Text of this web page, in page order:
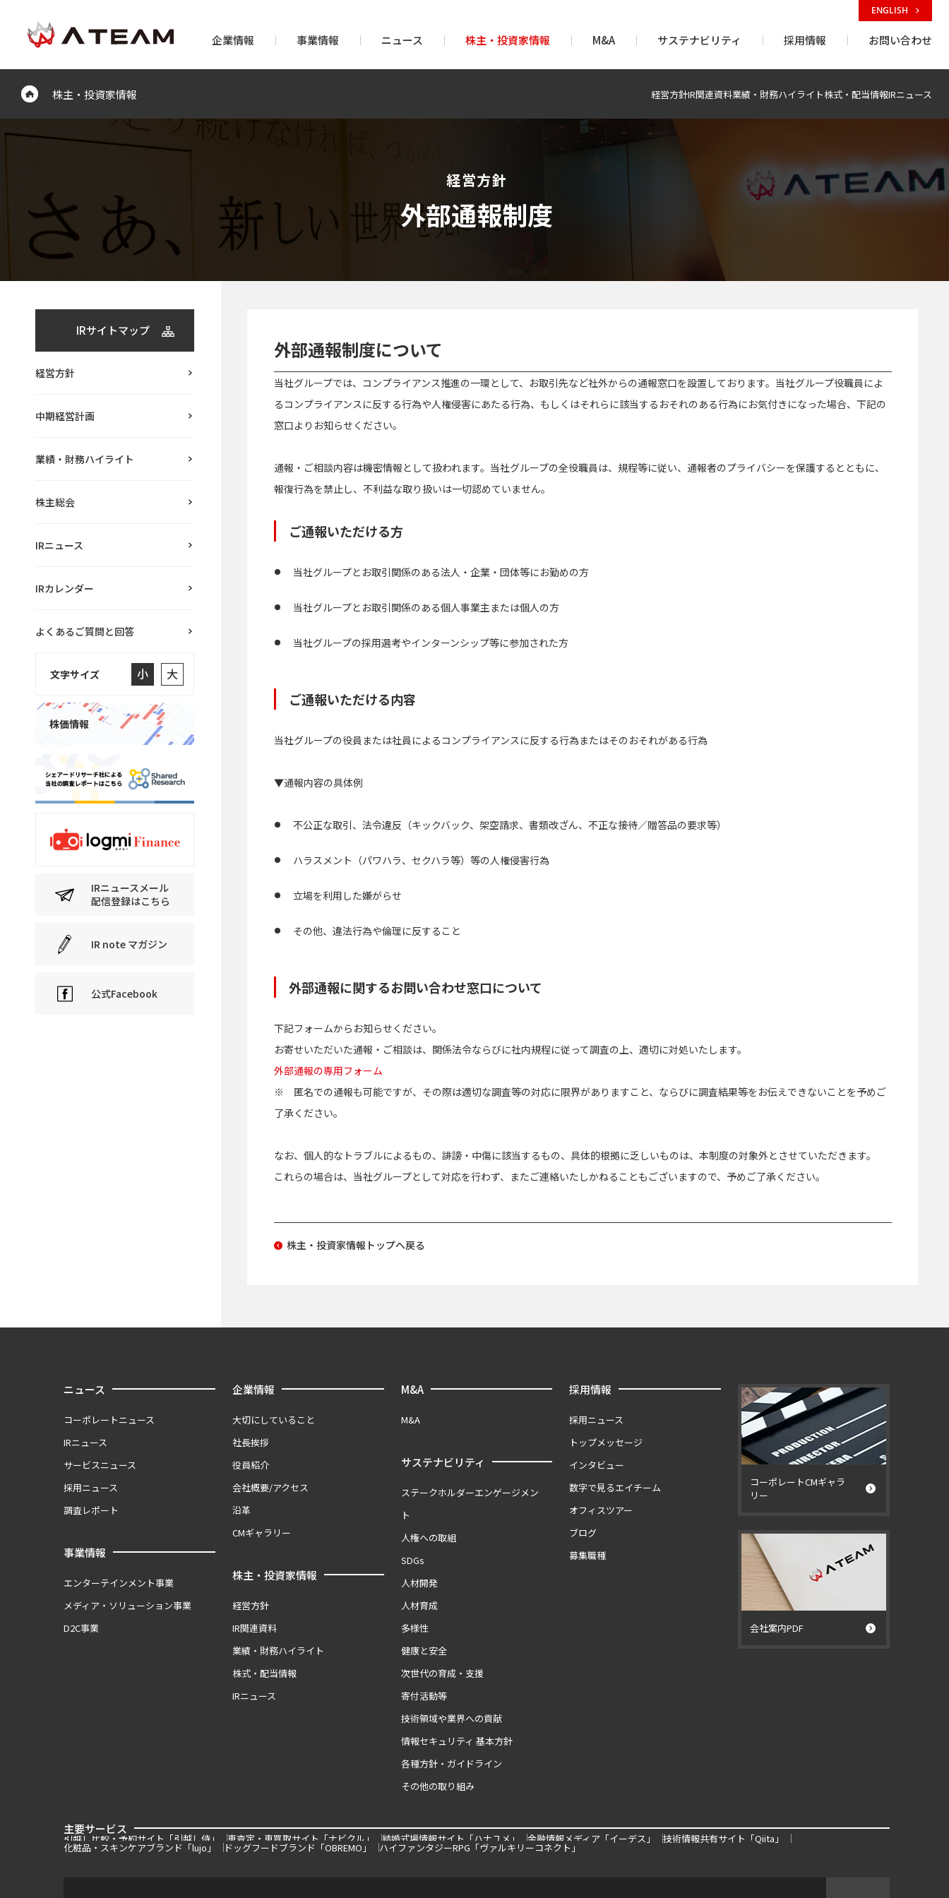
企業情報 事業情報 ニュース 株主・投資家情報 M&A サステナビリティ 採用情報 お問い合わせ
ENGLISH
株主・投資家情報 経営方針IR関連資料業績・財務ハイライト株式・配当情報IRニュース
経営方針
外部通報制度
IRサイトマップ
経営方針
中期経営計画
業績・財務ハイライト
株主総会
IRニュース
IRカレンダー
よくあるご質問と回答
文字サイズ 小 大
株価情報
IRニュースメール
配信登録はこちら
IR note マガジン
公式Facebook
外部通報制度について
当社グループでは、コンプライアンス推進の一環として、お取引先など社外からの通報窓口を設置しております。当社グループ役職員によ
るコンプライアンスに反する行為や人権侵害にあたる行為、もしくはそれらに該当するおそれのある行為にお気付きになった場合、下記の
窓口よりお知らせください。
通報・ご相談内容は機密情報として扱われます。当社グループの全役職員は、規程等に従い、通報者のプライバシーを保護するとともに、
報復行為を禁止し、不利益な取り扱いは一切認めていません。
ご通報いただける方
当社グループとお取引関係のある法人・企業・団体等にお勤めの方
当社グループとお取引関係のある個人事業主または個人の方
当社グループの採用選考やインターンシップ等に参加された方
ご通報いただける内容
当社グループの役員または社員によるコンプライアンスに反する行為またはそのおそれがある行為
▼通報内容の具体例
不公正な取引、法令違反（キックバック、架空請求、書類改ざん、不正な接待／贈答品の要求等）
ハラスメント（パワハラ、セクハラ等）等の人権侵害行為
立場を利用した嫌がらせ
その他、違法行為や倫理に反すること
外部通報に関するお問い合わせ窓口について
下記フォームからお知らせください。
お寄せいただいた通報・ご相談は、関係法令ならびに社内規程に従って調査の上、適切に対処いたします。
外部通報の専用フォーム
※ 匿名での通報も可能ですが、その際は適切な調査等の対応に限界がありますこと、ならびに調査結果等をお伝えできないことを予めご
了承ください。
なお、個人的なトラブルによるもの、誹謗・中傷に該当するもの、具体的根拠に乏しいものは、本制度の対象外とさせていただきます。
これらの場合は、当社グループとして対応を行わず、またご連絡いたしかねることもございますので、予めご了承ください。
株主・投資家情報トップへ戻る
ニュース
コーポレートニュース
IRニュース
サービスニュース
採用ニュース
調査レポート
事業情報
エンターテインメント事業
メディア・ソリューション事業
D2C事業
企業情報
大切にしていること
社長挨拶
役員紹介
会社概要/アクセス
沿革
CMギャラリー
株主・投資家情報
経営方針
IR関連資料
業績・財務ハイライト
株式・配当情報
IRニュース
M&A
M&A
サステナビリティ
ステークホルダーエンゲージメン
ト
人権への取組
SDGs
人材開発
人材育成
多様性
健康と安全
次世代の育成・支援
寄付活動等
技術領域や業界への貢献
情報セキュリティ 基本方針
各種方針・ガイドライン
その他の取り組み
採用情報
採用ニュース
トップメッセージ
インタビュー
数字で見るエイチーム
オフィスツアー
ブログ
募集職種
コーポレートCMギャラ
リー
会社案内PDF
主要サービス
引越し比較・予約サイト「引越し侍」 車査定・車買取サイト「ナビクル」 結婚式場情報サイト「ハナユメ」 金融情報メディア「イーデス」 技術情報共有サイト「Qiita」
化粧品・スキンケアブランド「lujo」 ドッグフードブランド「OBREMO」 ハイファンタジーRPG「ヴァルキリーコネクト」